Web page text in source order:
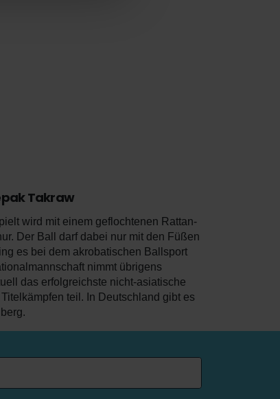
Takraw
wird mit einem geflochtenen Rattan-
Der Ball darf dabei nur mit den Füßen
es bei dem akrobatischen Ballsport
nimmt übrigens
das erfolgreichste nicht-asiatische
teil. In Deutschland gibt es